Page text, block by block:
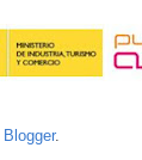
Blogger.